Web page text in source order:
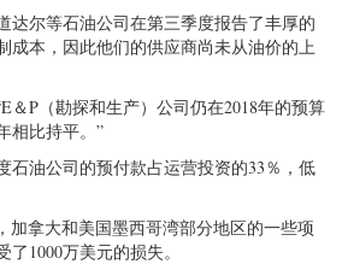
达尔等石油公司在第三季度报告了丰厚的
成本，因此他们的供应商尚未从油价的上
＆P（勘探和生产）公司仍在2018年的预算
相比持平。”
石油公司的预付款占运营投资的33％，低
加拿大和美国墨西哥湾部分地区的一些项
1000万美元的损失。